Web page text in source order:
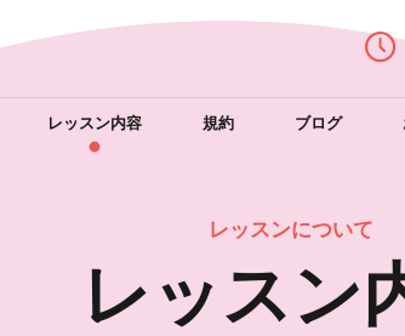
レッスン内容 規約 ブログ
レッスンについて
レッスン